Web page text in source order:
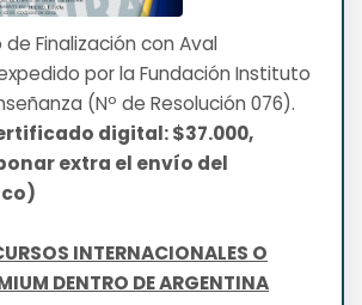
Finalización con Aval
por la Fundación Instituto
(Nº de Resolución 076).
digital: $37.000,
extra el envío del
INTERNACIONALES O
DENTRO DE ARGENTINA